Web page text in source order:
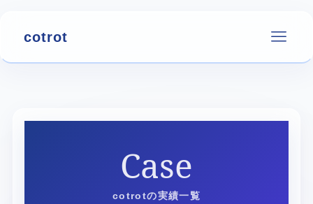
cotrot
Case
cotrotの実績一覧